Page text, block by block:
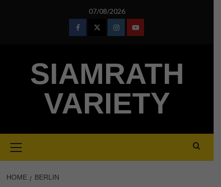
07/08/2026
FacebookTwitterInstagramYoutube
SIAMRATH
VARIETY
Menu
HOME BERLIN